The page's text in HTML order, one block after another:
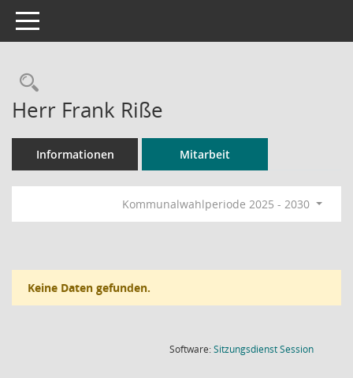
Toggle navigation
Rechercheauswahl
Herr Frank Riße
Informationen Mitarbeit
Kommunalwahlperiode 2025 - 2030
Keine Daten gefunden.
Software:SitzungsdienstSession(Wird in